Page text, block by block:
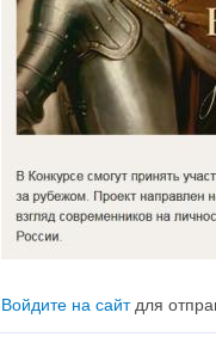
Войдите на сайтдля